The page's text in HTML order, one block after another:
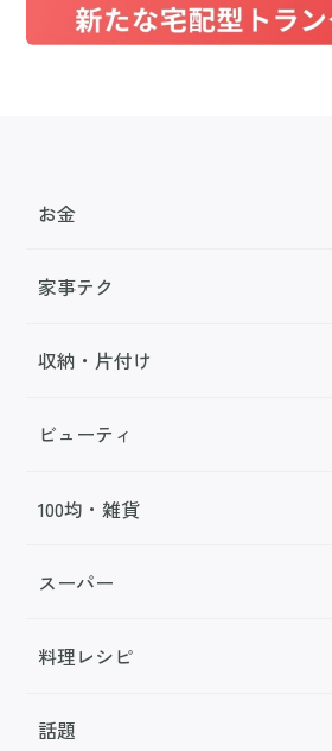
お金
家事テク
収納・片付け
ビューティ
100均・雑貨
スーパー
料理レシピ
話題